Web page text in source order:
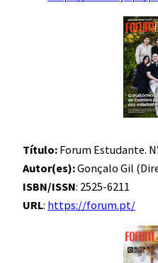
Título: Forum Estudante.
Autor(es):Gonçalo Gil
ISBN/ISSN: 2525-6211
URL: https://forum.pt/